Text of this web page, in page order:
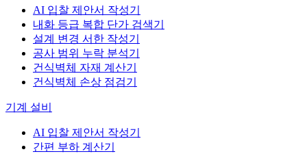
AI 입찰 제안서 작성기
내화 등급 복합 단가 검색기
설계 변경 서한 작성기
공사 범위 누락 분석기
건식벽체 자재 계산기
건식벽체 손상 점검기
기계 설비
AI 입찰 제안서 작성기
간편 부하 계산기